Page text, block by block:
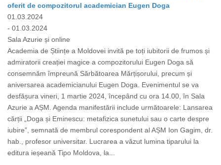
oferit de compozitorul academician Eugen Doga
01.03.2024
- 01.03.2024
Sala Azurie și online
Academia de Științe a Moldovei invită pe toți iubitorii de frumos și
admiratorii creației magice a compozitorului Eugen Doga să
consemnăm împreună Sărbătoarea Mărțișorului, precum și
aniversarea academicianului Eugen Doga. Evenimentul se va
desfășura vineri, 1 martie 2024, începând cu ora 14.00, în Sala
Azurie a AȘM. Agenda manifestării include următoarele: Lansarea
cărții „Doga și Eminescu: metafizica sunetului sau o carte despre
iubire”, semnată de membrul corespondent al AȘM Ion Gagim, dr.
hab., profesor universitar. Lucrarea a văzut lumina tiparului la
editura ieșeană Tipo Moldova, la...